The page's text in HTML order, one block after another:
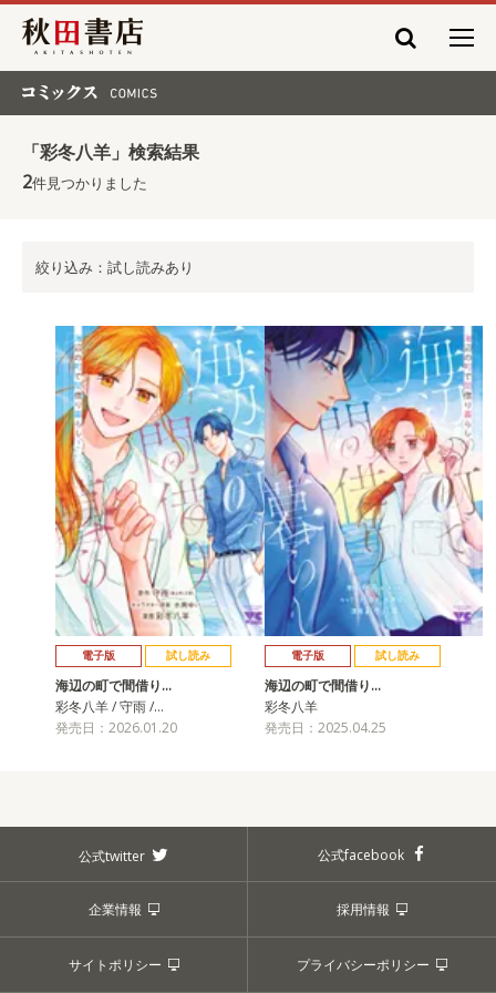
秋田書店
「彩冬八羊」検索結果
2件見つかりました
絞り込み：試し読みあり
電子版 試し読み
海辺の町で間借り…
彩冬八羊 / 守雨 /…
発売日：2026.01.20
電子版 試し読み
海辺の町で間借り…
彩冬八羊
発売日：2025.04.25
公式twitter 公式facebook
企業情報 採用情報
サイトポリシー プライバシーポリシー